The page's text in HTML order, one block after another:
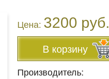
Цена: 3200 руб.
В корзину
Производитель: